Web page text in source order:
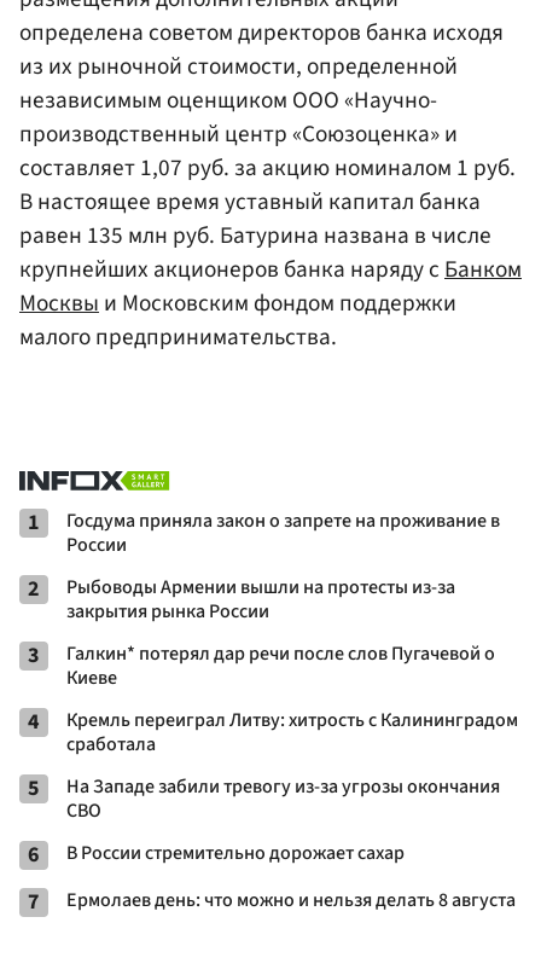
определена советом директоров банка исходя
из их рыночной стоимости, определенной
независимым оценщиком ООО «Научно-
производственный центр «Союзоценка» и
составляет 1,07 руб. за акцию номиналом 1 руб.
В настоящее время уставный капитал банка
равен 135 млн руб. Батурина названа в числе
крупнейших акционеров банка наряду сБанком
Москвыи Московским фондом поддержки
малого предпринимательства.
1
Госдума приняла закон о запрете на проживание в
России
2
Рыбоводы Армении вышли на протесты из-за
закрытия рынка России
3
Галкин* потерял дар речи после слов Пугачевой о
Киеве
4
Кремль переиграл Литву: хитрость с Калининградом
сработала
5
На Западе забили тревогу из-за угрозы окончания
СВО
6 В России стремительно дорожает сахар
7 Ермолаев день: что можно и нельзя делать 8 августа